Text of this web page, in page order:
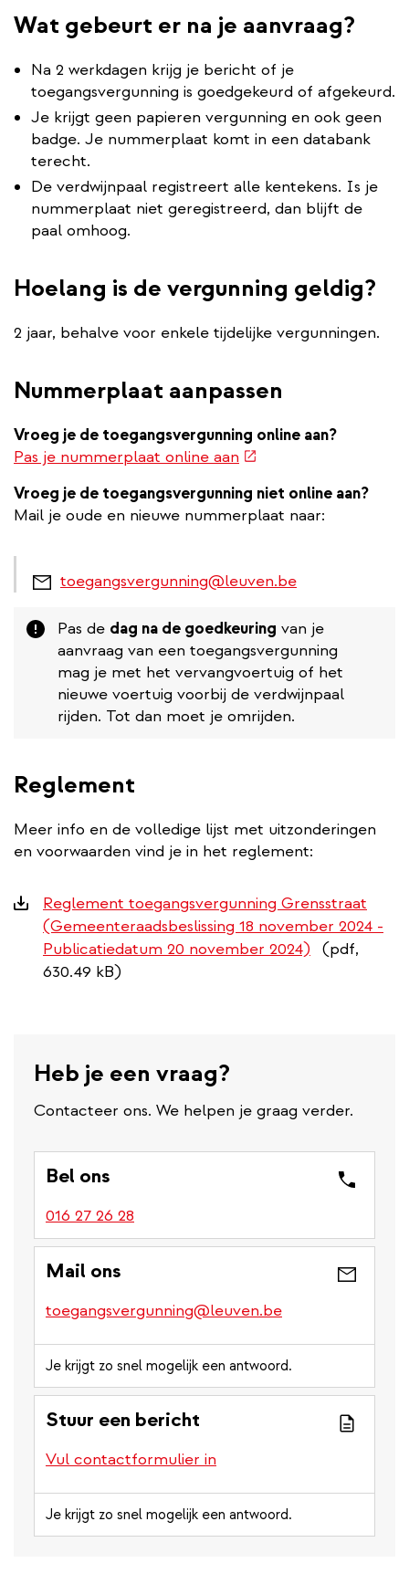
Wat gebeurt er na je aanvraag?
Na 2 werkdagen krijg je bericht of je
toegangsvergunning is goedgekeurd of afgekeurd.
Je krijgt geen papieren vergunning en ook geen
badge. Je nummerplaat komt in een databank
terecht.
De verdwijnpaal registreert alle kentekens. Is je
nummerplaat niet geregistreerd, dan blijft de
paal omhoog.
Hoelang is de vergunning geldig?
2 jaar, behalve voor enkele tijdelijke vergunningen.
Nummerplaat aanpassen
Vroeg je de toegangsvergunning online aan?
Pas je nummerplaat online aan (externe
Vroeg je de toegangsvergunning niet online aan?
Mail je oude en nieuwe nummerplaat naar:
toegangsvergunning@leuven.be
Attention
Pas de dag na de goedkeuring van je
aanvraag van een toegangsvergunning
mag je met het vervangvoertuig of het
nieuwe voertuig voorbij de verdwijnpaal
rijden. Tot dan moet je omrijden.
Reglement
Meer info en de volledige lijst met uitzonderingen
en voorwaarden vind je in het reglement:
Downloads
Reglement toegangsvergunning Grensstraat
(Gemeenteraadsbeslissing 18 november 2024 -
Publicatiedatum 20 november 2024)
(pdf,
630.49 kB)
Heb je een vraag?
Contacteer ons. We helpen je graag verder.
Bel ons
016 27 26 28
Mail ons
toegangsvergunning@leuven.be
Je krijgt zo snel mogelijk een antwoord.
Stuur een bericht
Vul contactformulier in
Je krijgt zo snel mogelijk een antwoord.